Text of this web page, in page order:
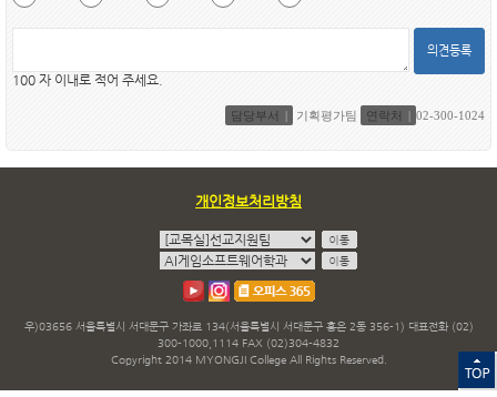
의견등록
100 자 이내로 적어 주세요.
담당부서 기획평가팀 연락처 02-300-1024
개인정보처리방침
우)03656 서울특별시 서대문구 가좌로 134(서울특별시 서대문구 홍은 2동 356-1) 대표전화 (02)
300-1000,1114 FAX (02)304-4832
Copyright 2014 MYONGJI College All Rights Reserved.